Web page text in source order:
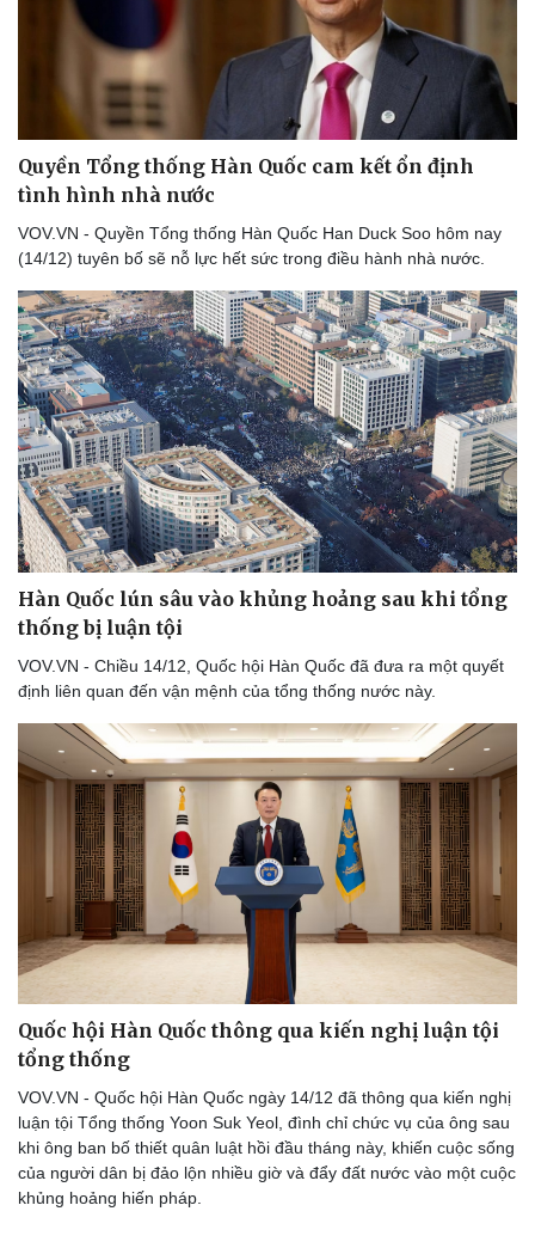
Thể thao
Bóng đá
Lịch thi đấu bóng đá
Thế giới thể thao
eSports
Hậu trường
Ô tô - Xe máy
Ô tô
Xe máy
Tư vấn
Quyền Tổng thống Hàn Quốc cam kết ổn định
tình hình nhà nước
VOV.VN - Quyền Tổng thống Hàn Quốc Han Duck Soo hôm nay
(14/12) tuyên bố sẽ nỗ lực hết sức trong điều hành nhà nước.
Hàn Quốc lún sâu vào khủng hoảng sau khi tổng
thống bị luận tội
VOV.VN - Chiều 14/12, Quốc hội Hàn Quốc đã đưa ra một quyết
định liên quan đến vận mệnh của tổng thống nước này.
Quốc hội Hàn Quốc thông qua kiến nghị luận tội
tổng thống
VOV.VN - Quốc hội Hàn Quốc ngày 14/12 đã thông qua kiến nghị
luận tội Tổng thống Yoon Suk Yeol, đình chỉ chức vụ của ông sau
khi ông ban bố thiết quân luật hồi đầu tháng này, khiến cuộc sống
của người dân bị đảo lộn nhiều giờ và đẩy đất nước vào một cuộc
khủng hoảng hiến pháp.